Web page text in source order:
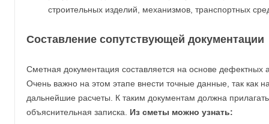
строительных изделий, механизмов, транспортных
Составление сопутствующей документации
Сметная документация составляется на основе дефектных
Очень важно на этом этапе внести точные данные, так как
дальнейшие расчеты. К таким документам должна
объяснительная записка. Из сметы можно узнать: